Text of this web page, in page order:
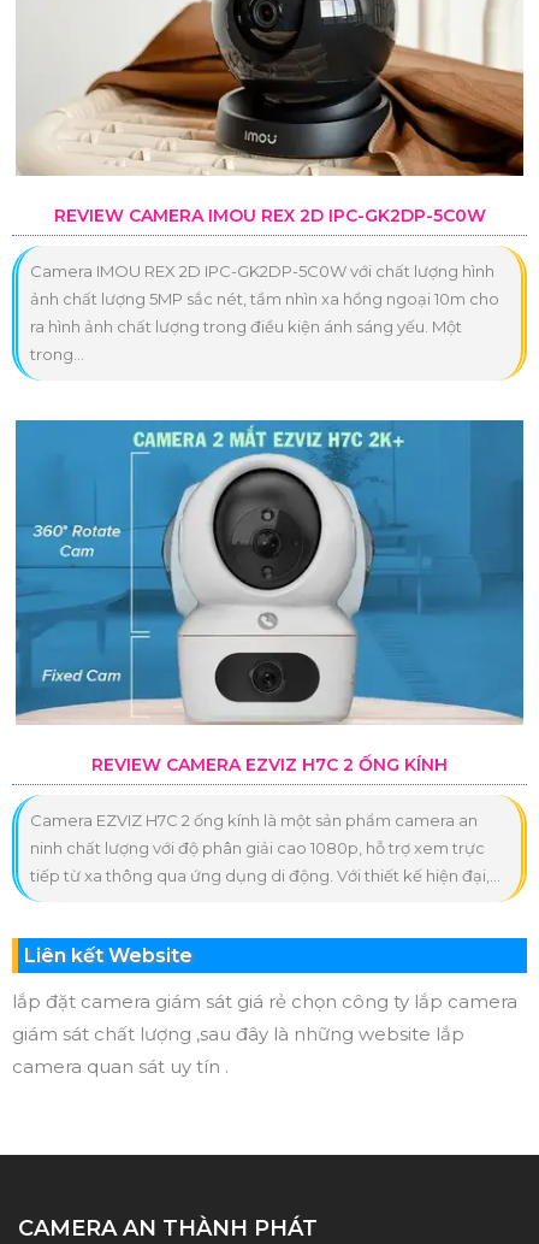
REVIEW CAMERA IMOU REX 2D IPC-GK2DP-5C0W
Camera IMOU REX 2D IPC-GK2DP-5C0W với chất lượng hình
ảnh chất lượng 5MP sắc nét, tầm nhìn xa hồng ngoại 10m cho
ra hình ảnh chất lượng trong điều kiện ánh sáng yếu. Một
trong...
REVIEW CAMERA EZVIZ H7C 2 ỐNG KÍNH
Camera EZVIZ H7C 2 ống kính là một sản phẩm camera an
ninh chất lượng với độ phân giải cao 1080p, hỗ trợ xem trực
tiếp từ xa thông qua ứng dụng di động. Với thiết kế hiện đại,...
Liên kết Website
lắp đặt camera giám sát giá rẻ chọn công ty lắp camera
giám sát chất lượng ,sau đây là những website lắp
camera quan sát uy tín .
CAMERA AN THÀNH PHÁT